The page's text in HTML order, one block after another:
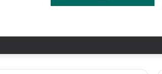
Solidaritas Antarwilayah